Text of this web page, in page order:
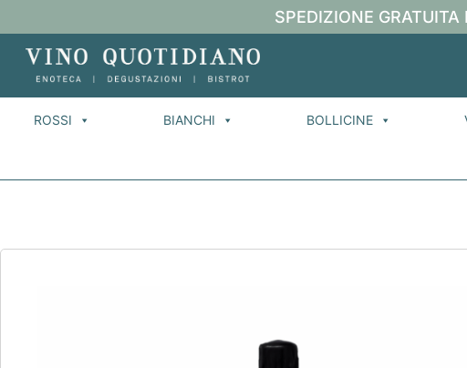
SPEDIZIONE
ROSSI BIANCHI BOLLICINE